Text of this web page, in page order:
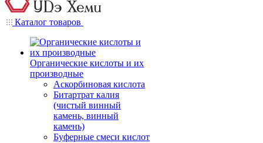
Каталог товаров
Органические кислоты и их
производные
Аскорбиновая кислота
Битартрат калия
(чистый винный
камень, винный
камень)
Буферные смеси кислот